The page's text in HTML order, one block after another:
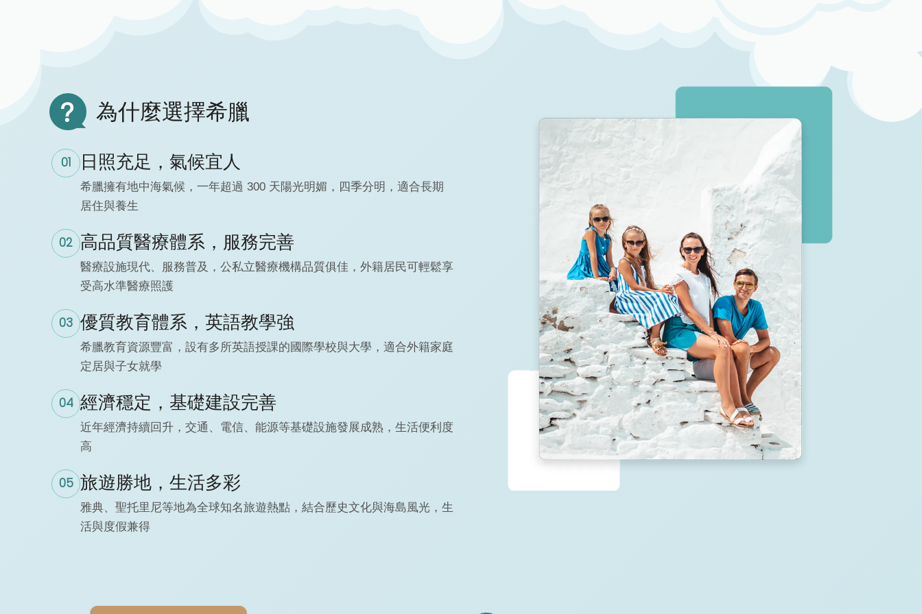
為什麼選擇希臘
01 日照充足，氣候宜人
希臘擁有地中海氣候，一年超過 300 天陽光明媚，四季分明，適合長期
居住與養生
02 高品質醫療體系，服務完善
醫療設施現代、服務普及，公私立醫療機構品質俱佳，外籍居民可輕鬆享
受高水準醫療照護
03 優質教育體系，英語教學強
希臘教育資源豐富，設有多所英語授課的國際學校與大學，適合外籍家庭
定居與子女就學
04 經濟穩定，基礎建設完善
近年經濟持續回升，交通、電信、能源等基礎設施發展成熟，生活便利度
高
05 旅遊勝地，生活多彩
雅典、聖托里尼等地為全球知名旅遊熱點，結合歷史文化與海島風光，生
活與度假兼得